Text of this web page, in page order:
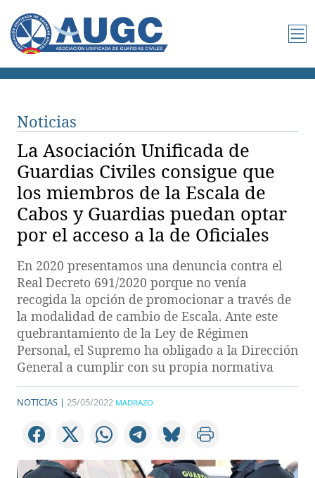
Noticias
La Asociación Unificada de
Guardias Civiles consigue que
los miembros de la Escala de
Cabos y Guardias puedan optar
por el acceso a la de Oficiales
En 2020 presentamos una denuncia contra el
Real Decreto 691/2020 porque no venía
recogida la opción de promocionar a través de
la modalidad de cambio de Escala. Ante este
quebrantamiento de la Ley de Régimen
Personal, el Supremo ha obligado a la Dirección
General a cumplir con su propia normativa
NOTICIAS | 25/05/2022 MADRAZO